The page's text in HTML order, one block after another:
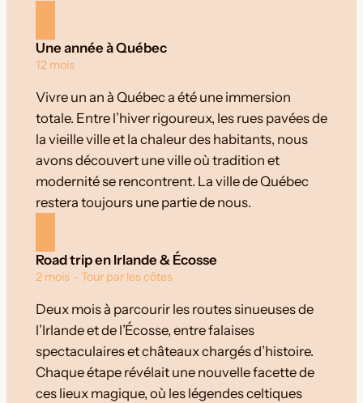
Une année à Québec
12 mois
Vivre un an à Québec a été une immersion
totale. Entre l’hiver rigoureux, les rues pavées de
la vieille ville et la chaleur des habitants, nous
avons découvert une ville où tradition et
modernité se rencontrent. La ville de Québec
restera toujours une partie de nous.
Road trip en Irlande & Écosse
2 mois – Tour par les côtes
Deux mois à parcourir les routes sinueuses de
l’Irlande et de l’Écosse, entre falaises
spectaculaires et châteaux chargés d’histoire.
Chaque étape révélait une nouvelle facette de
ces lieux magique, où les légendes celtiques